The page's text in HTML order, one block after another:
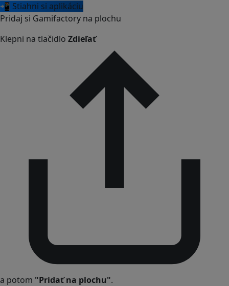
📲 Stiahni si aplikáciu
Pridaj si Gamifactory na plochu
Klepni na tlačidlo Zdieľať
a potom "Pridať na plochu".